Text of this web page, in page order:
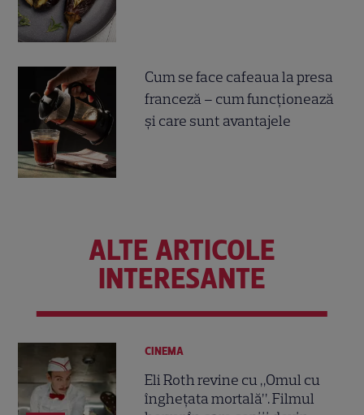
Cum se face cafeaua la presa
franceză – cum funcționează
și care sunt avantajele
ALTE ARTICOLE
INTERESANTE
CINEMA
Eli Roth revine cu „Omul cu
înghețata mortală”. Filmul